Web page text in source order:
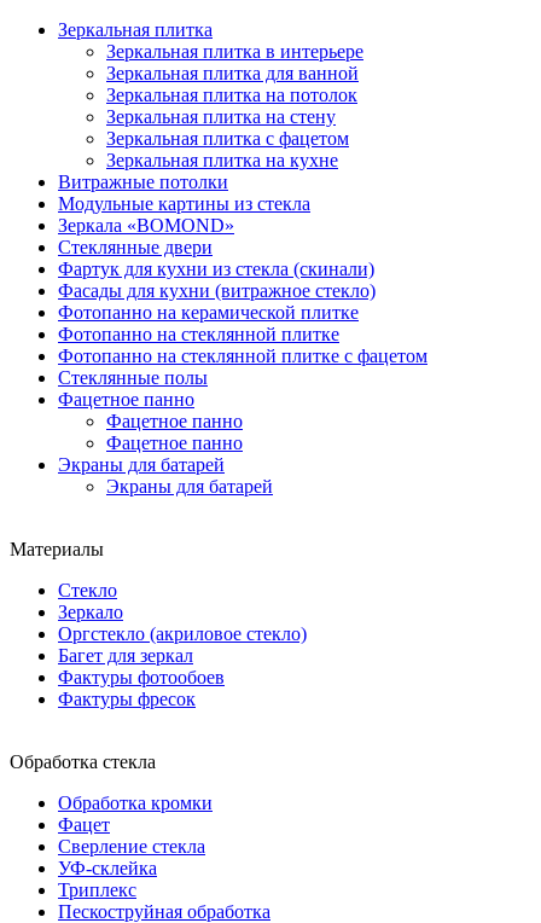
Зеркальная плитка
Зеркальная плитка в интерьере
Зеркальная плитка для ванной
Зеркальная плитка на потолок
Зеркальная плитка на стену
Зеркальная плитка с фацетом
Зеркальная плитка на кухне
Витражные потолки
Модульные картины из стекла
Зеркала «BOMOND»
Стеклянные двери
Фартук для кухни из стекла (скинали)
Фасады для кухни (витражное стекло)
Фотопанно на керамической плитке
Фотопанно на стеклянной плитке
Фотопанно на стеклянной плитке с фацетом
Стеклянные полы
Фацетное панно
Фацетное панно
Фацетное панно
Экраны для батарей
Экраны для батарей
Материалы
Стекло
Зеркало
Оргстекло (акриловое стекло)
Багет для зеркал
Фактуры фотообоев
Фактуры фресок
Обработка стекла
Обработка кромки
Фацет
Сверление стекла
УФ-склейка
Триплекс
Пескоструйная обработка